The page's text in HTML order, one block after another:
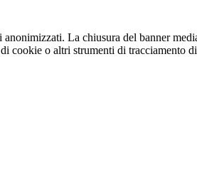
La chiusura del banner
cookie o altri strumenti di tracciamento